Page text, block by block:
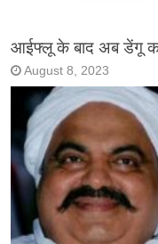
आईफ्लू के बाद अब डेंगू
August 8, 2023